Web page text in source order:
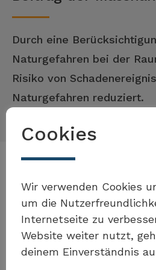
Durch eine
Naturgefahren bei der
Risiko von
Naturgefahren reduziert.
Möchten Sie Teil
sein?
Eigenes Beispiel
Massnahme
Cookies
Wir verwenden Cookies
um die
Internetseite zu
Website weiter nutzt,
deinem Einverständnis